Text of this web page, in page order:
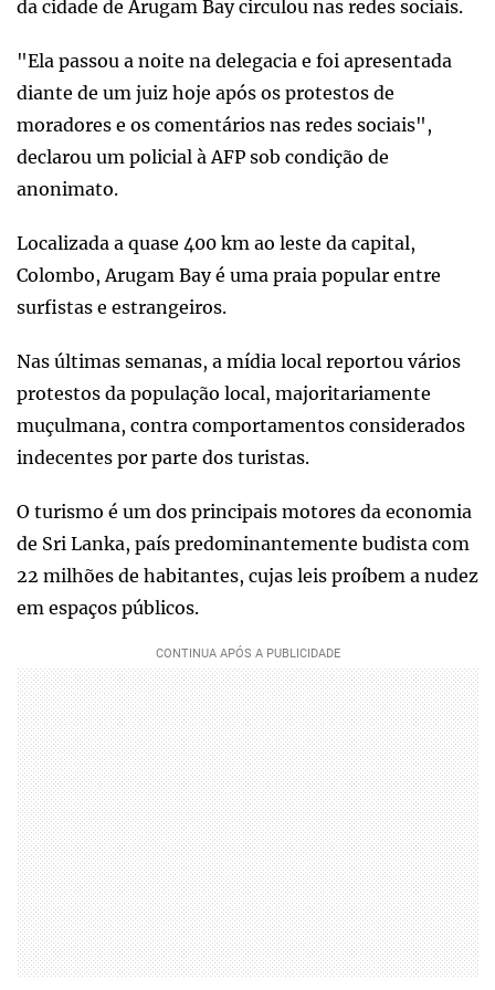
da cidade de Arugam Bay circulou nas redes sociais.
"Ela passou a noite na delegacia e foi apresentada
diante de um juiz hoje após os protestos de
moradores e os comentários nas redes sociais",
declarou um policial à AFP sob condição de
anonimato.
Localizada a quase 400 km ao leste da capital,
Colombo, Arugam Bay é uma praia popular entre
surfistas e estrangeiros.
Nas últimas semanas, a mídia local reportou vários
protestos da população local, majoritariamente
muçulmana, contra comportamentos considerados
indecentes por parte dos turistas.
O turismo é um dos principais motores da economia
de Sri Lanka, país predominantemente budista com
22 milhões de habitantes, cujas leis proíbem a nudez
em espaços públicos.